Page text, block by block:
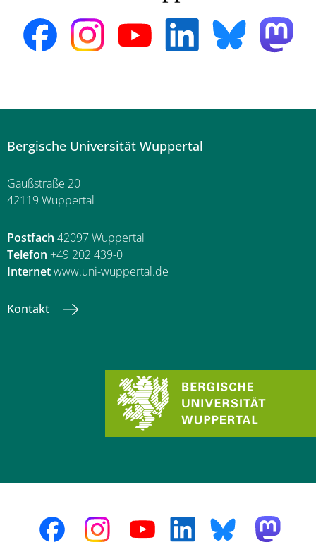
Bergische Universität Wuppertal
Gaußstraße 20
42119 Wuppertal
Postfach 42097 Wuppertal
Telefon +49 202 439-0
Internetwww.uni-wuppertal.de
Kontakt